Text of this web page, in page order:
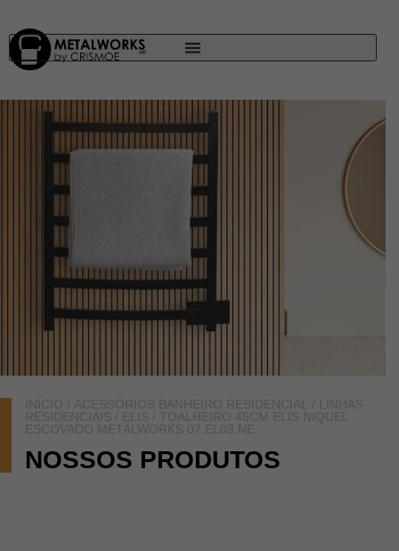
INÍCIO / ACESSÓRIOS BANHEIRO RESIDENCIAL /
LINHAS
RESIDENCIAIS / ELIS / TOALHEIRO 45CM ELIS NIQUEL
ESCOVADO METALWORKS 07.EL03.NE
NOSSOS PRODUTOS